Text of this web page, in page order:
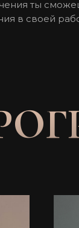
ты
в своей